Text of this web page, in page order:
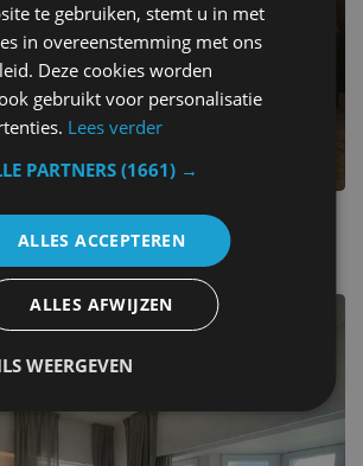
Ontbijt inbegrepen
- België
te gebruiken, stemt u in met
in overeenstemming met ons
Deze cookies worden
gebruikt voor personalisatie
Lees verder
PARTNERS(1661) →
ALLES ACCEPTEREN
ALLES AFWIJZEN
WEERGEVEN